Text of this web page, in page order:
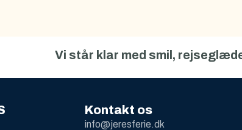
Vi står klar med smil,
Kontakt os
info@jeresferie.dk